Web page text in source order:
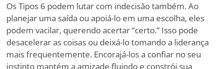
Os Tipos 6 podem lutar com indecisão também. Ao
planejar uma saída ou apoiá-lo em uma escolha, eles
podem vacilar, querendo acertar“certo.” Isso pode
desacelerar as coisas ou deixá-lo tomando a liderança
mais frequentemente. Encorajá-los a confiar no seu
instinto mantém a amizade fluindo e constrói sua